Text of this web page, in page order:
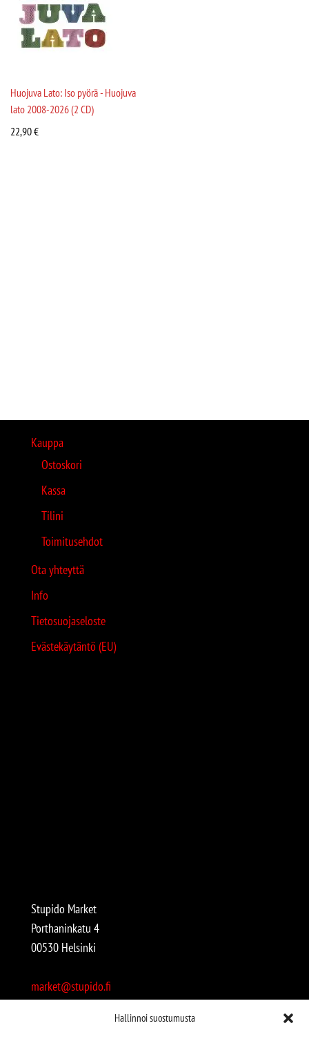
Hallinnoi suostumusta
Huojuva Lato: Iso pyörä - Huojuva
lato 2008-2026 (2 CD)
22,90€
Kauppa
Ostoskori
Kassa
Tilini
Toimitusehdot
Ota yhteyttä
Info
Tietosuojaseloste
Evästekäytäntö (EU)
Stupido Market
Porthaninkatu 4
00530 Helsinki
market@stupido.fi